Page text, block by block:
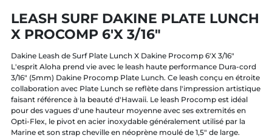
LEASH SURF DAKINE PLATE LUNCH
X PROCOMP 6'X 3/16"
Dakine Leash de Surf Plate Lunch X Dakine Procomp 6'X 3/16"
L'esprit Aloha prend vie avec le leash haute performance Dura-cord
3/16" (5mm) Dakine Procomp Plate Lunch. Ce leash conçu en étroite
collaboration avec Plate Lunch se reflète dans l'impression artistique
faisant référence à la beauté d'Hawaii. Le leash Procomp est idéal
pour des vagues d'une hauteur moyenne avec ses extremités en
Opti-Flex, le pivot en acier inoxydable généralement utilisé par la
Marine et son strap cheville en néoprène moulé de 1,5" de large.